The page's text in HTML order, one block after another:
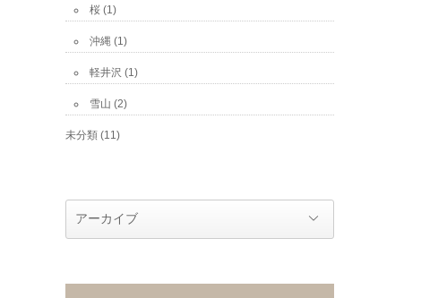
桜 (1)
沖縄 (1)
軽井沢 (1)
雪山 (2)
未分類 (11)